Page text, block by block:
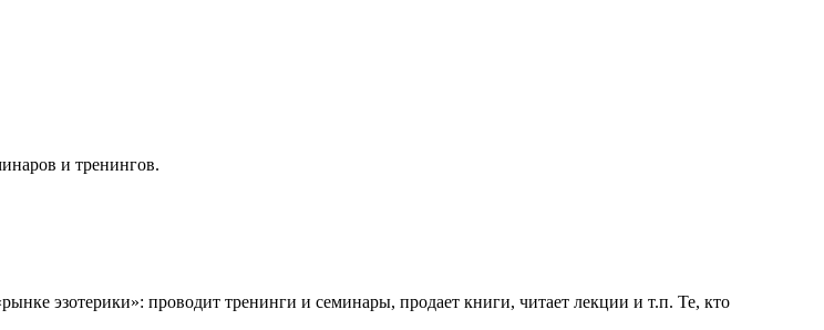
и тренингов.
эзотерики»: проводит тренинги и семинары, продает книги, читает лекции и т.п. Те, кто